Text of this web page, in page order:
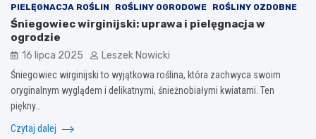
PIELĘGNACJA ROŚLIN
ROŚLINY OGRODOWE ROŚLINY OZDOBNE
Śniegowiec wirginijski: uprawa i pielęgnacja w
ogrodzie
16 lipca 2025 Leszek Nowicki
Śniegowiec wirginijski to wyjątkowa roślina, która zachwyca swoim
oryginalnym wyglądem i delikatnymi, śnieżnobiałymi kwiatami. Ten
piękny…
Czytaj dalej